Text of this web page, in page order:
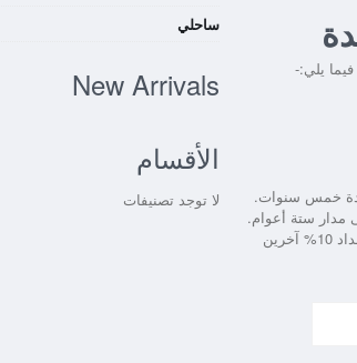
كما يمكن التقسيط على مدار سبع سنوات في حالة دفع 20% مقدم من سعر الوحدة في مول بارك في اب وايد القاهرة الجديدة ، وسداد 10% آخرين
ساحلي
New Arrivals
الأقسام
لا توجد تصنيفات